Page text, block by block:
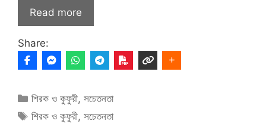
Read more
Share:
Categories
শিরক ও কুফুরী,সচেতনতা
Tags
শিরক ও কুফুরী,সচেতনতা